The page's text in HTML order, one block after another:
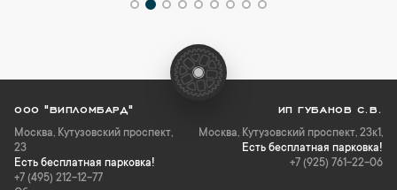
ООО "ВИПЛОМБАРД"
Москва, Кутузовский проспект,
23
Есть бесплатная парковка!
+7 (495) 212-12-77
ИП ГУБАНОВ С.В.
Москва, Кутузовский проспект, 23к1,
Есть бесплатная парковка!
+7 (925) 761-22-06